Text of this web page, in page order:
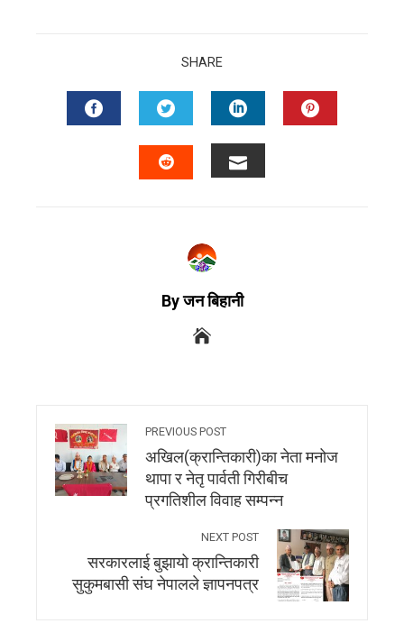
SHARE
By जन बिहानी
PREVIOUS POST
अखिल(क्रान्तिकारी)का नेता मनोज
थापा र नेतृ पार्वती गिरीबीच
प्रगतिशील विवाह सम्पन्न
NEXT POST
सरकारलाई बुझायो क्रान्तिकारी
सुकुमबासी संघ नेपालले ज्ञापनपत्र